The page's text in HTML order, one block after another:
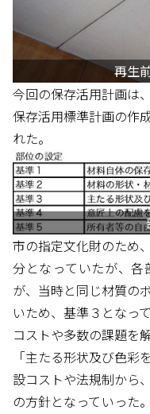
再生
今回の保存活用計画は
保存活用標準計画の作
れた。
市の指定文化財のため
分となっていたが、
が、当時と同じ材質の
いため、基準３となっ
コストや多数の課題を
「主たる形状及び色
設コストや法規制から
の方針となっていった